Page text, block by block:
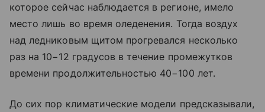
которое сейчас наблюдается в регионе, имело
место лишь во время оледенения. Тогда воздух
над ледниковым щитом прогревался несколько
раз на 10−12 градусов в течение промежутков
времени продолжительностью 40−100 лет.
До сих пор климатические модели предсказывали,